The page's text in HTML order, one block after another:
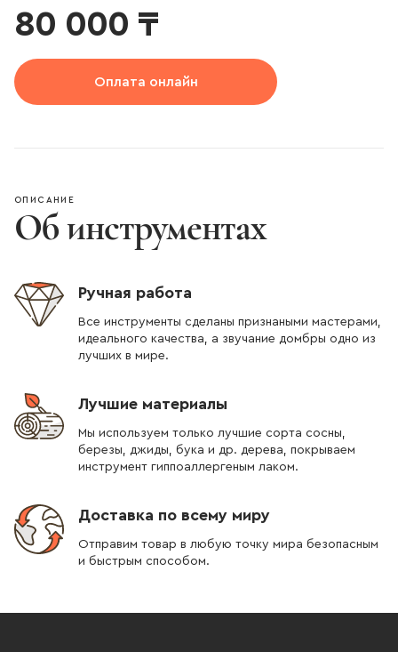
80 000 ₸
Оплата онлайн
ОПИСАНИЕ
Об инструментах
Ручная работа
Все инструменты сделаны признаными мастерами,
идеального качества, а звучание домбры одно из
лучших в мире.
Лучшие материалы
Мы используем только лучшие сорта сосны,
березы, джиды, бука и др. дерева, покрываем
инструмент гиппоаллергеным лаком.
Доставка по всему миру
Отправим товар в любую точку мира безопасным
и быстрым способом.